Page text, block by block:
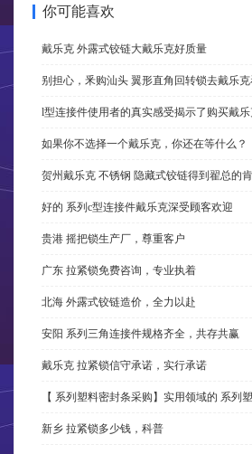
你可能喜欢
戴乐克 外露式铰链大戴乐克好质量
别担心，釆购汕头 翼形直角回转锁去戴乐
l型连接件使用者的真实感受揭示了购买戴
如果你不选择一个戴乐克，你还在等什么？
贺州戴乐克 不锈钢 隐藏式铰链得到翟总的
好的 系列c型连接件戴乐克深受顾客欢迎
贵港 摇把锁生产厂，尊重客户
广东 拉紧锁免费咨询，专业执着
北海 外露式铰链造价，全力以赴
安阳 系列三角连接件规格齐全，共存共赢
戴乐克 拉紧锁信守承诺，实行承诺
【 系列塑料密封条采购】实用领域的 系列
新乡 拉紧锁多少钱，科普